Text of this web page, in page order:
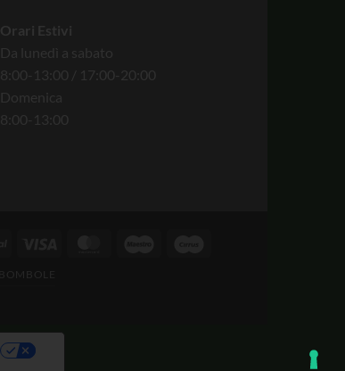
Orari Estivi
Da lunedì a sabato
8:00-13:00 / 17:00-20:00
Domenica
8:00-13:00